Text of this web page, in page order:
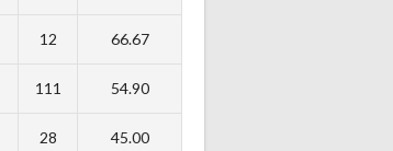
12 66.67
111 54.90
28 45.00